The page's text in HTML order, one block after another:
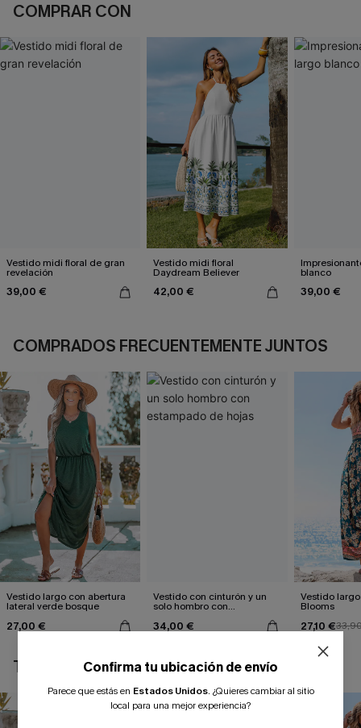
COMPRAR CON
Vestido midi floral de gran
revelación
39,00 €
Vestido midi floral
Daydream Believer
42,00 €
blanco
39,00 €
COMPRADOS FRECUENTEMENTE JUNTOS
Vestido largo con abertura
lateral verde bosque
27,00 €
Vestido con cinturón y un
solo hombro con
34,00 €
Vestido
Blooms
27,10 €
TAMBIÉN TE PUEDE GUSTAR
Confirma tu ubicación de envío
Parece que estás en Estados Unidos. ¿Quieres cambiar al sitio
local para una mejor experiencia?